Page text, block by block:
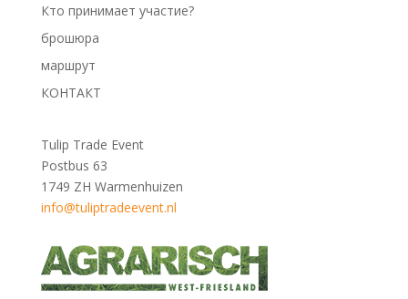
Кто принимает участие?
брошюра
маршрут
КОНТАКТ
Tulip Trade Event
Postbus 63
1749 ZH Warmenhuizen
info@tuliptradeevent.nl